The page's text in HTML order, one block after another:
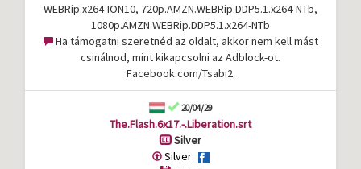
WEBRip.x264-ION10, 720p.AMZN.WEBRip.DDP5.1.x264-NTb,
1080p.AMZN.WEBRip.DDP5.1.x264-NTb
Ha támogatni szeretnéd az oldalt, akkor nem kell mást
csinálnod, mint kikapcsolni az Adblock-ot.
Facebook.com/Tsabi2.
20/04/29
The.Flash.6x17.-.Liberation.srt
Silver
Silver